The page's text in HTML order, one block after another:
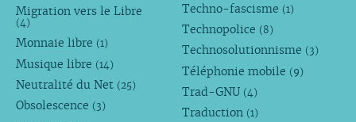
Migration vers le Libre
(4)
Monnaie libre (1)
Musique libre (14)
Neutralité du Net (25)
Obsolescence (3)
Techno-fascisme (1)
Technopolice (8)
Technosolutionnisme (3)
Téléphonie mobile (9)
Trad-GNU (4)
Traduction (1)